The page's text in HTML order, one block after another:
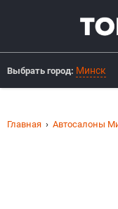
Выбрать город: Минск
Главная Автосалоны